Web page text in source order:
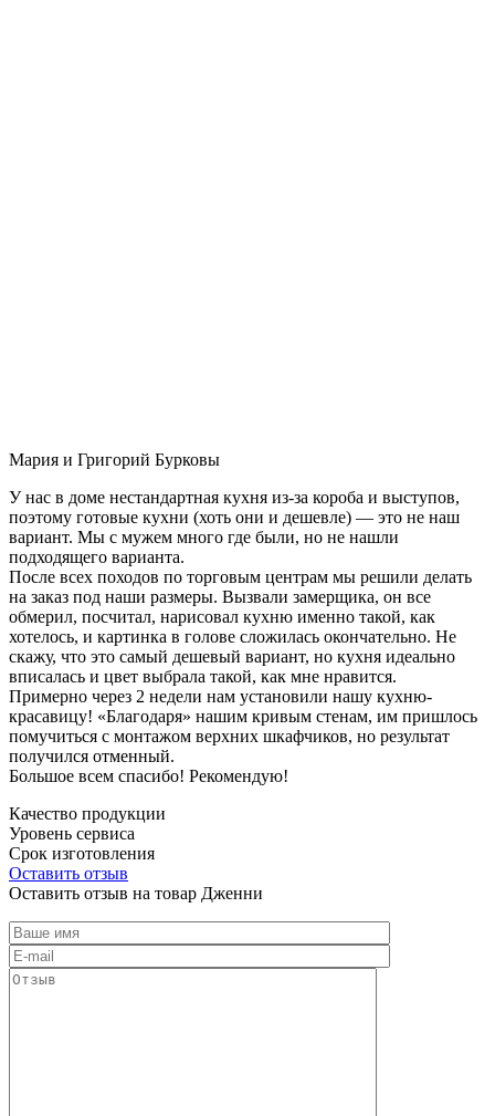
Мария и Григорий Бурковы
У нас в доме нестандартная кухня из-за короба и выступов,
поэтому готовые кухни (хоть они и дешевле) — это не наш
вариант. Мы с мужем много где были, но не нашли
подходящего варианта.
После всех походов по торговым центрам мы решили делать
на заказ под наши размеры. Вызвали замерщика, он все
обмерил, посчитал, нарисовал кухню именно такой, как
хотелось, и картинка в голове сложилась окончательно. Не
скажу, что это самый дешевый вариант, но кухня идеально
вписалась и цвет выбрала такой, как мне нравится.
Примерно через 2 недели нам установили нашу кухню-
красавицу! «Благодаря» нашим кривым стенам, им пришлось
помучиться с монтажом верхних шкафчиков, но результат
получился отменный.
Большое всем спасибо! Рекомендую!
Качество продукции
Уровень сервиса
Срок изготовления
Оставить отзыв
Оставить отзыв на товар Дженни